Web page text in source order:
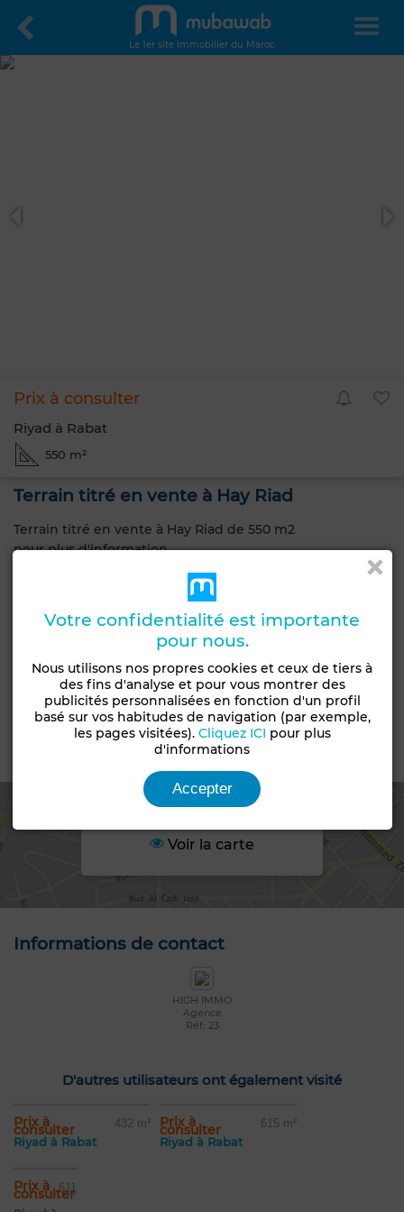
Le 1er site immobilier du Maroc
Prix à consulter
Riyad à Rabat
550 m²
Terrain titré en vente à Hay Riad
Terrain titré en vente à Hay Riad de 550 m2
pour plus d'information
Caractéristiques générales
Type de terrain
Livraison
Titré
Voir la carte
Informations de contact
HIGH IMMO
Agence
Réf: 23
D'autres utilisateurs ont également visité
Prix à
consulter 432 m²
Riyad à Rabat
Prix à
consulter 615 m²
Riyad à Rabat
Prix à
consulter
611
m²
Votre confidentialité est importante
pour nous.
Nous utilisons nos propres cookies et ceux de tiers à
des fins d'analyse et pour vous montrer des
publicités personnalisées en fonction d'un profil
basé sur vos habitudes de navigation (par exemple,
les pages visitées). Cliquez ICI pour plus
d'informations
Accepter